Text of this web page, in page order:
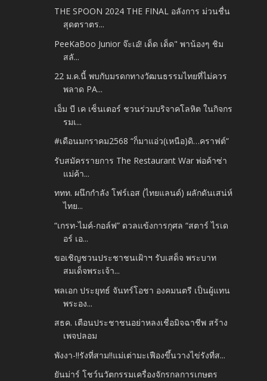
THE SPOON 2024 THE FINAL อลังการ ม่วนชื่น
สุดตราตร...
PeeKaBoo Junior จ๊ะเอ๋! เด็ด เด็ด" พาน้องๆ ชิม
สลั...
22 ม.ค.นี้ พบกับมรดกทางวัฒนธรรมไทยที่ไม่ควร
พลาด PA...
เอ็ม บี เค เซ็นเตอร์ ชวนร่วมบริจาคโลหิต ในกิจกร
รมเ...
#เดือนมกราคม2568 “ก็มาแอ่ว(เหนือ)ดิ…คราฟต์“
รับสมัครรายการ The Restaurant War พ่อค้าซ่า
แม่ค้า...
ททท. ผนึกกำลัง โฟร์เอส (ไทยแลนด์) ผลักดันเสน่ห์
ไทย...
“เกรท-ไมค์-กอล์ฟ” ดวลแข้งการกุศล “สตาร์ ไรเด
อร์ เอ...
ขอเชิญชวนประชาชนเฝ้าฯ รับเสด็จ พระบาท
สมเด็จพระเจ้า...
พลเอก ประยุทธ์ จันทร์โอชา องคมนตรี เป็นผู้แทน
พระอง...
สธค. เตือนประชาชนอย่าหลงเชื่อมิจฉาชีพ สร้าง
เพจปลอม
พังงา-!!รังที่สาม!!แม่เต่ามะเฟืองขึ้นวางไข่รังที่ส...
ยันม่าร์ โชว์นวัตกรรมเครื่องจักรกลการเกษตร